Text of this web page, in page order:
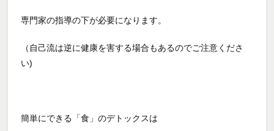
専門家の指導の下が必要になります。
（自己流は逆に健康を害する場合もあるのでご注意くださ
い)
簡単にできる「食」のデトックスは